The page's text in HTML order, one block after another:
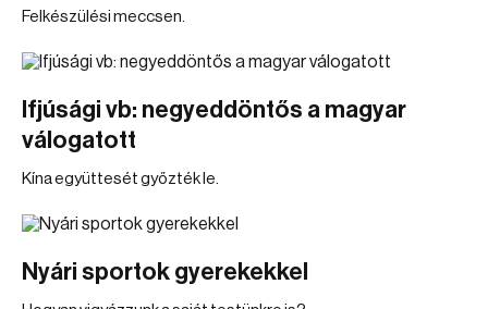
Felkészülési meccsen.
Ifjúsági vb: negyeddöntős a magyar
válogatott
Kína együttesét győzték le.
Nyári sportok gyerekekkel